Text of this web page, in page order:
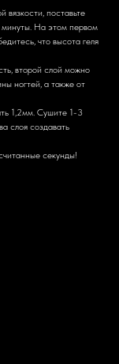
вязкости, поставьте
На этом первом
что высота геля
второй слой можно
ногтей, а также от
1,2мм. Сушите 1-3
слоя создавать
секунды!